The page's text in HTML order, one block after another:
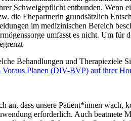
Schweigepflicht entbunden. Wenn
die Ehepartnerin grundsätzlich
im medizinischen Bereich
umfasst es nicht. Um für
Behandlungen und Therapieziele
Planen (DIV-BVP) auf ihrer
an, dass unsere Patient*innen wach,
erforderlich. Auch beatmete